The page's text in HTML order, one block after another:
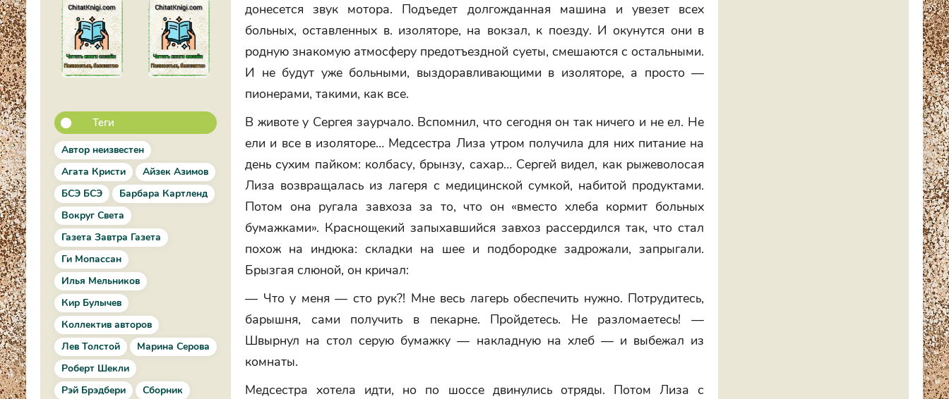
Теги
Автор неизвестен
Агата Кристи
Айзек Азимов
БСЭ БСЭ
Барбара Картленд
Вокруг Света
Газета Завтра Газета
Ги Мопассан
Илья Мельников
Кир Булычев
Коллектив авторов
Лев Толстой
Марина Серова
Роберт Шекли
Рэй Брэдбери
Сборник
донесется звук мотора. Подъедет долгожданная машина и увезет всех
больных, оставленных в. изоляторе, на вокзал, к поезду. И окунутся они в
родную знакомую атмосферу предотъездной суеты, смешаются с остальными.
И не будут уже больными, выздоравливающими в изоляторе, а просто —
пионерами, такими, как все.
В животе у Сергея заурчало. Вспомнил, что сегодня он так ничего и не ел. Не
ели и все в изоляторе… Медсестра Лиза утром получила для них питание на
день сухим пайком: колбасу, брынзу, сахар… Сергей видел, как рыжеволосая
Лиза возвращалась из лагеря с медицинской сумкой, набитой продуктами.
Потом она ругала завхоза за то, что он «вместо хлеба кормит больных
бумажками». Краснощекий запыхавшийся завхоз рассердился так, что стал
похож на индюка: складки на шее и подбородке задрожали, запрыгали.
Брызгая слюной, он кричал:
— Что у меня — сто рук?! Мне весь лагерь обеспечить нужно. Потрудитесь,
барышня, сами получить в пекарне. Пройдетесь. Не разломаетесь! —
Швырнул на стол серую бумажку — накладную на хлеб — и выбежал из
комнаты.
Медсестра хотела идти, но по шоссе двинулись отряды. Потом Лиза с